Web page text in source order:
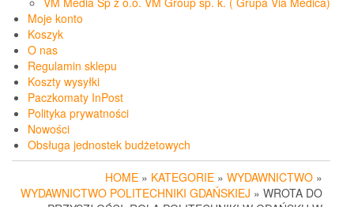
Moje konto
Koszyk
O nas
Regulamin sklepu
Koszty wysyłki
Paczkomaty InPost
Polityka prywatności
Nowości
Obsługa jednostek budżetowych
HOME » KATEGORIE » WYDAWNICTWO »
WYDAWNICTWO POLITECHNIKI GDAŃSKIEJ » WROTA DO